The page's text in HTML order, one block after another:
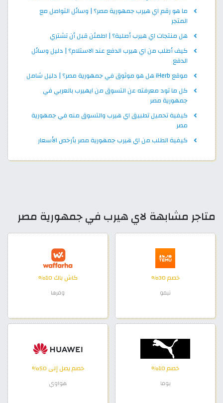
ما هو رقم اي هيرب جمهورية مصر؟ | وسائل التواصل مع
المتجر
هل منتجات اي هيرب أصلية؟ | اطمئن قبل أن تشتري
كيف أطلب من اي هيرب الدفع عند الاستلام؟ | دليل وسائل
الدفع
موقع iHerb هل هو موثوق في جمهورية مصر؟ | دليل شامل
كل ما تود معرفته عن التسوق من ايهيرب بالعربي في
جمهورية مصر
كيفية تحميل تطبيق اي هيرب والتسوق منه في جمهورية
مصر
كيفية الطلب من اي هيرب جمهورية مصر بأرخص الأسعار
متاجر مشابهة لاي هيرب في جمهورية مصر
خصم 30%
تيمو
كاش باك 10%
وفرها
خصم 10%
بوما
خصم يصل إلى 50%
هواوي